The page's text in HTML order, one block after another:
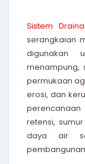
Sistem
serangkaian
digunakan
menampung,
permukaan
erosi, dan
retensi,
daya air